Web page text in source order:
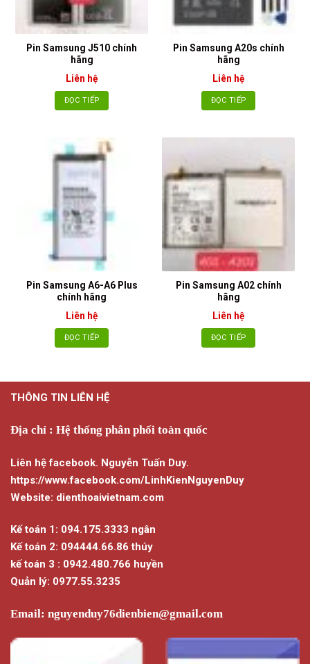
Pin Samsung J510 chính
hãng
Liên hệ
ĐỌC TIẾP
Pin Samsung A20s chính
hãng
Liên hệ
ĐỌC TIẾP
Pin Samsung A6-A6 Plus
chính hãng
Liên hệ
ĐỌC TIẾP
Pin Samsung A02 chính
hãng
Liên hệ
ĐỌC TIẾP
THÔNG TIN LIÊN HỆ
Địa chỉ : Hệ thống phân phối toàn quốc
Liên hệ facebook. Nguyễn Tuấn Duy.
https://www.facebook.com/LinhKienNguyenDuy
Website: dienthoaivietnam.com
Kế toán 1: 094.175.3333 ngân
Kế toán 2: 094444.66.86 thúy
kế toán 3 : 0942.480.766 huyền
Quản lý: 0977.55.3235
Email: nguyenduy76dienbien@gmail.com